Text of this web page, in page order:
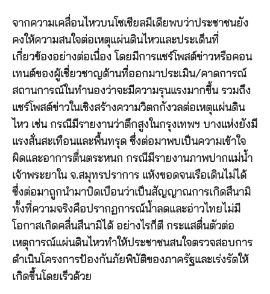
จากความเคลื่อนไหวบนโซเชียลมีเดียพบว่าประชาชนยัง
คงให้ความสนใจต่อเหตุแผ่นดินไหวและประเด็นที่
เกี่ยวข้องอย่างต่อเนื่อง โดยมีการแชร์โพสต์ข่าวหรือคอน
เทนต์ของผู้เชี่ยวชาญด้านที่ออกมาประเมิน/คาดการณ์
สถานการณ์ในทำนองว่าจะมีความรุนแรงมากขึ้น รวมถึง
แชร์โพสต์ข่าวในเชิงสร้างความวิตกกังวลต่อเหตุแผ่นดิน
ไหว เช่น กรณีมีรายงานว่าตึกสูงในกรุงเทพฯ บางแห่งยังมี
แรงสั่นสะเทือนและพื้นทรุด ซึ่งต่อมาพบเป็นความเข้าใจ
ผิดและอาการตื่นตระหนก กรณีมีรายงานภาพปากแม่น้ำ
เจ้าพระยาใน จ.สมุทรปราการ แห้งขอดจนเรือเดินไม่ได้
ซึ่งต่อมาถูกนำมาบิดเบือนว่าเป็นสัญญาณการเกิดสึนามิ
ทั้งที่ความจริงคือปรากฏการณ์น้ำลดและอ่าวไทยไม่มี
โอกาสเกิดคลื่นสึนามิได้ อย่างไรก็ตี กระแสตื่นตัวต่อ
เหตุการณ์แผ่นดินไหวทำให้ประชาชนสนใจตรวจสอบการ
ดำเนินโครงการป้องกันภัยพิบัติของภาครัฐและเร่งรัดให้
เกิดขึ้นโดยเร็วด้วย